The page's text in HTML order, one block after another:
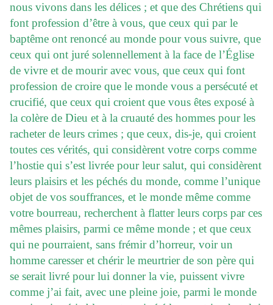
nous vivons dans les délices ; et que des Chrétiens qui
font profession d’être à vous, que ceux qui par le
baptême ont renoncé au monde pour vous suivre, que
ceux qui ont juré solennellement à la face de l’Église
de vivre et de mourir avec vous, que ceux qui font
profession de croire que le monde vous a persécuté et
crucifié, que ceux qui croient que vous êtes exposé à
la colère de Dieu et à la cruauté des hommes pour les
racheter de leurs crimes ; que ceux, dis-je, qui croient
toutes ces vérités, qui considèrent votre corps comme
l’hostie qui s’est livrée pour leur salut, qui considèrent
leurs plaisirs et les péchés du monde, comme l’unique
objet de vos souffrances, et le monde même comme
votre bourreau, recherchent à flatter leurs corps par ces
mêmes plaisirs, parmi ce même monde ; et que ceux
qui ne pourraient, sans frémir d’horreur, voir un
homme caresser et chérir le meurtrier de son père qui
se serait livré pour lui donner la vie, puissent vivre
comme j’ai fait, avec une pleine joie, parmi le monde